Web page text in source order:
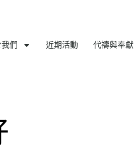
們 近期活動 代禱與奉獻